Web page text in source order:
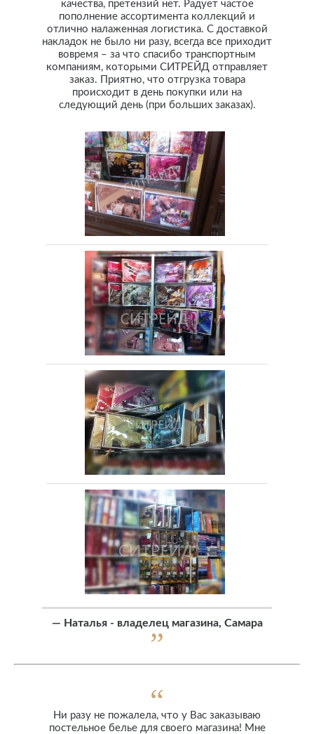
качества, претензий нет. Радует частое
пополнение ассортимента коллекций и
отлично налаженная логистика. С доставкой
накладок не было ни разу, всегда все приходит
вовремя – за что спасибо транспортным
компаниям, которыми СИТРЕЙД отправляет
заказ. Приятно, что отгрузка товара
происходит в день покупки или на
следующий день (при больших заказах).
— Наталья - владелец магазина, Самара
Ни разу не пожалела, что у Вас заказываю
постельное белье для своего магазина! Мне